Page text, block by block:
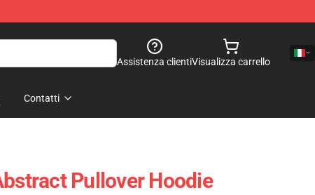
Assistenza clientiVisualizza carrello
Contatti
Pullover Hoodie